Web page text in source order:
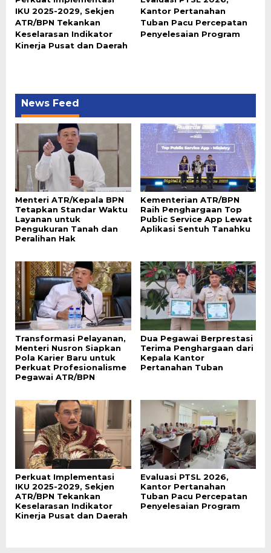
IKU 2025-2029, Sekjen
ATR/BPN Tekankan
Keselarasan Indikator
Kinerja Pusat dan Daerah
Kantor Pertanahan
Tuban Pacu Percepatan
Penyelesaian Program
News Feed
Menteri ATR/Kepala BPN
Tetapkan Standar Waktu
Layanan untuk
Pengukuran Tanah dan
Peralihan Hak
Kementerian ATR/BPN
Raih Penghargaan Top
Public Service App Lewat
Aplikasi Sentuh Tanahku
Transformasi Pelayanan,
Menteri Nusron Siapkan
Pola Karier Baru untuk
Perkuat Profesionalisme
Pegawai ATR/BPN
Dua Pegawai Berprestasi
Terima Penghargaan dari
Kepala Kantor
Pertanahan Tuban
Perkuat Implementasi
IKU 2025-2029, Sekjen
ATR/BPN Tekankan
Keselarasan Indikator
Kinerja Pusat dan Daerah
Evaluasi PTSL 2026,
Kantor Pertanahan
Tuban Pacu Percepatan
Penyelesaian Program